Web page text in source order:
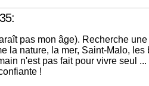
pas mon âge). Recherche
la nature, la mer, Saint-Malo,
n'est pas fait pour vivre seul
!